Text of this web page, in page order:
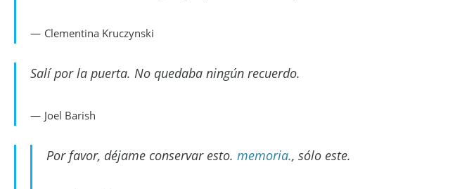
Clementina Kruczynski
Salí por la puerta. No quedaba ningún recuerdo.
Joel Barish
Por favor, déjame conservar esto. memoria., sólo este.